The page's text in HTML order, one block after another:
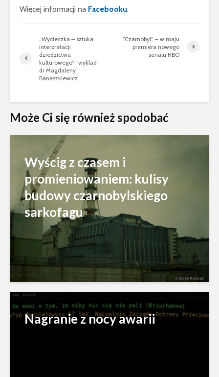
Więcej informacji na Facebooku.
„Wycieczka – sztuka
interpretacji
dziedzictwa
kulturowego”- wykład
dr Magdaleny
Banaszkiewicz
“Czarnobyl” – w maju
premiera nowego
serialu HBO
Może Ci się również spodobać
Wyścig z czasem i
promieniowaniem: kulisy
budowy czarnobylskiego
sarkofagu
Nagranie z nocy awarii